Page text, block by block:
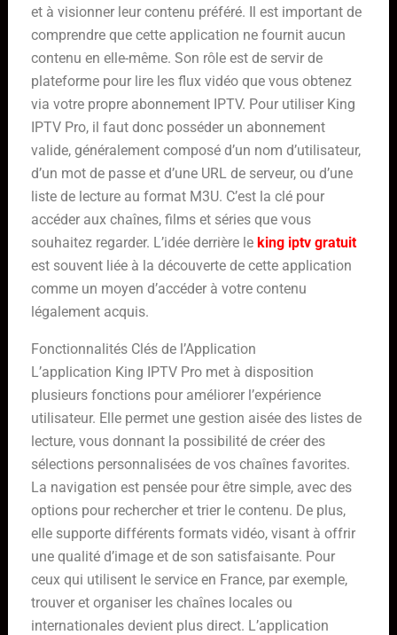
et à visionner leur contenu préféré. Il est important de
comprendre que cette application ne fournit aucun
contenu en elle-même. Son rôle est de servir de
plateforme pour lire les flux vidéo que vous obtenez
via votre propre abonnement IPTV. Pour utiliser King
IPTV Pro, il faut donc posséder un abonnement
valide, généralement composé d’un nom d’utilisateur,
d’un mot de passe et d’une URL de serveur, ou d’une
liste de lecture au format M3U. C’est la clé pour
accéder aux chaînes, films et séries que vous
souhaitez regarder. L’idée derrière le king iptv gratuit
est souvent liée à la découverte de cette application
comme un moyen d’accéder à votre contenu
légalement acquis.
Fonctionnalités Clés de l’Application
L’application King IPTV Pro met à disposition
plusieurs fonctions pour améliorer l’expérience
utilisateur. Elle permet une gestion aisée des listes de
lecture, vous donnant la possibilité de créer des
sélections personnalisées de vos chaînes favorites.
La navigation est pensée pour être simple, avec des
options pour rechercher et trier le contenu. De plus,
elle supporte différents formats vidéo, visant à offrir
une qualité d’image et de son satisfaisante. Pour
ceux qui utilisent le service en France, par exemple,
trouver et organiser les chaînes locales ou
internationales devient plus direct. L’application